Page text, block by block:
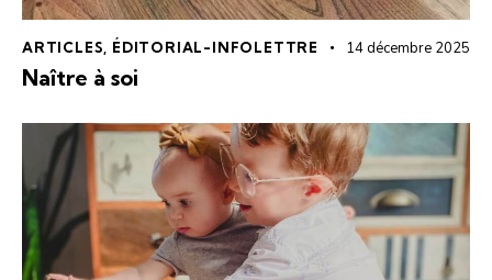
ARTICLES, ÉDITORIAL-INFOLETTRE 14 décembre 2025
Naître à soi